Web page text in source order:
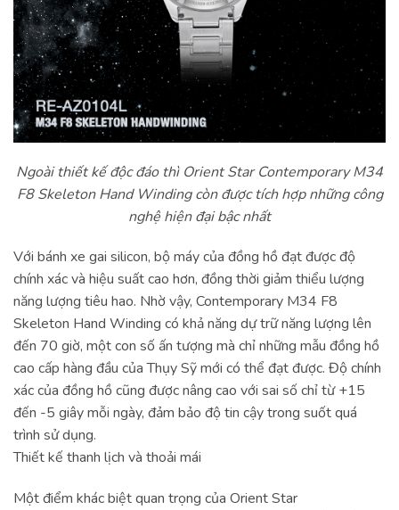
Ngoài thiết kế độc đáo thì Orient Star Contemporary M34
F8 Skeleton Hand Winding còn được tích hợp những công
nghệ hiện đại bậc nhất
Với bánh xe gai silicon, bộ máy của đồng hồ đạt được độ
chính xác và hiệu suất cao hơn, đồng thời giảm thiểu lượng
năng lượng tiêu hao. Nhờ vậy, Contemporary M34 F8
Skeleton Hand Winding có khả năng dự trữ năng lượng lên
đến 70 giờ, một con số ấn tượng mà chỉ những mẫu đồng hồ
cao cấp hàng đầu của Thụy Sỹ mới có thể đạt được. Độ chính
xác của đồng hồ cũng được nâng cao với sai số chỉ từ +15
đến -5 giây mỗi ngày, đảm bảo độ tin cậy trong suốt quá
trình sử dụng.
Thiết kế thanh lịch và thoải mái
Một điểm khác biệt quan trọng của Orient Star